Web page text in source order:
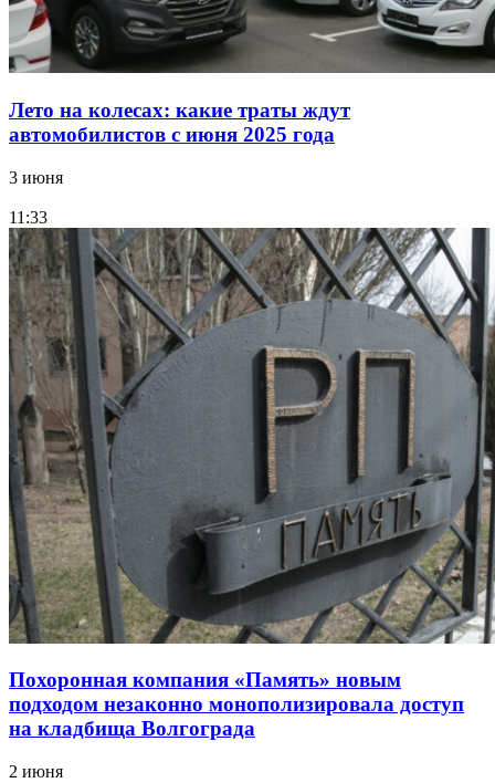
Лето на колесах: какие траты ждут
автомобилистов с июня 2025 года
3 июня
11:33
Похоронная компания «Память» новым
подходом незаконно монополизировала доступ
на кладбища Волгограда
2 июня